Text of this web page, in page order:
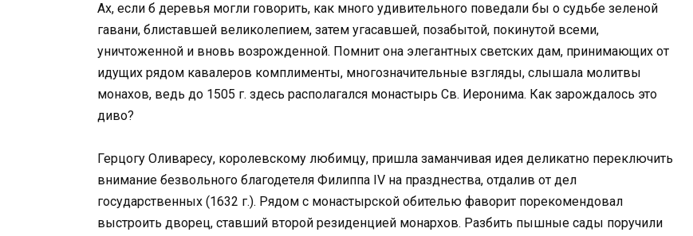
Ах, если б деревья могли говорить, как много удивительного поведали бы о судьбе зеленой
гавани, блиставшей великолепием, затем угасавшей, позабытой, покинутой всеми,
уничтоженной и вновь возрожденной. Помнит она элегантных светских дам, принимающих от
идущих рядом кавалеров комплименты, многозначительные взгляды, слышала молитвы
монахов, ведь до 1505 г. здесь располагался монастырь Св. Иеронима. Как зарождалось это
диво?
Герцогу Оливаресу, королевскому любимцу, пришла заманчивая идея деликатно переключить
внимание безвольного благодетеля Филиппа IV на празднества, отдалив от дел
государственных (1632 г.). Рядом с монастырской обителью фаворит порекомендовал
выстроить дворец, ставший второй резиденцией монархов. Разбить пышные сады поручили